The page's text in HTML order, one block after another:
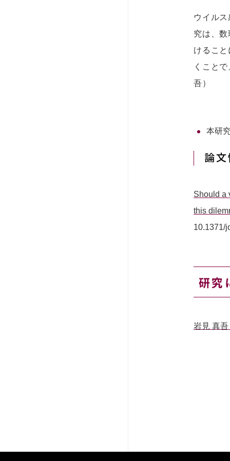
ウイル
究は、
けるこ
くこと
吾）
本研
論
Should a
this
10.1371/
研究
岩見 真